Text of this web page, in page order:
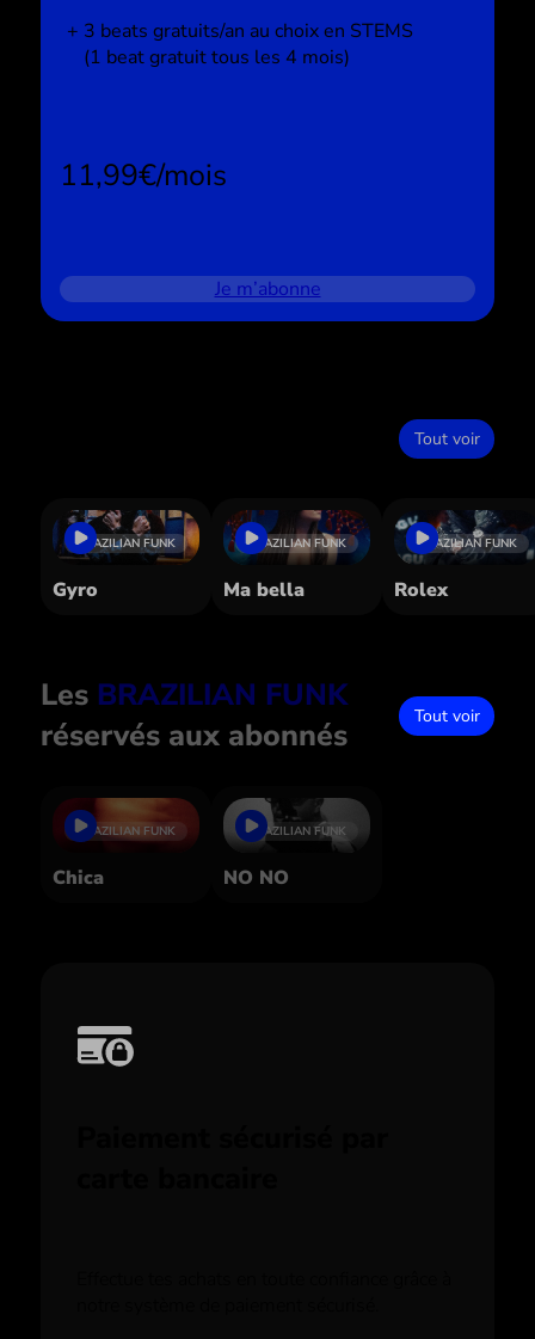
3 beats gratuits/an au choix en STEMS
(1 beat gratuit tous les 4 mois)
11,99€/mois
Je m’abonne
Tout voir
BRAZILIAN FUNK
Gyro
BRAZILIAN FUNK
Ma bella
BRAZILIAN FUNK
Rolex
Les BRAZILIAN FUNK
réservés aux abonnés
Tout voir
BRAZILIAN FUNK
Chica
BRAZILIAN FUNK
NO NO